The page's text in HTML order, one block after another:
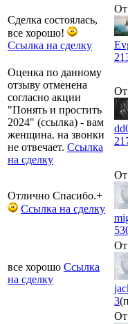
Сделка состоялась,
все хорошо!
Ссылка на сделку
От
Оценка по данному
отзыву отменена
согласно акции
"Понять и простить
2024" (ссылка) - вам
женщина. на звонки
не отвечает. Ссылка
на сделку
От
Отлично Спасибо.+
Ссылка на сделку
От
все хорошо Ссылка
на сделку
От
3
От